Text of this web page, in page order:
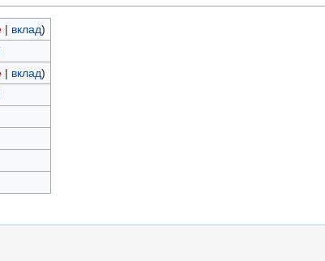
| вклад)
| вклад)